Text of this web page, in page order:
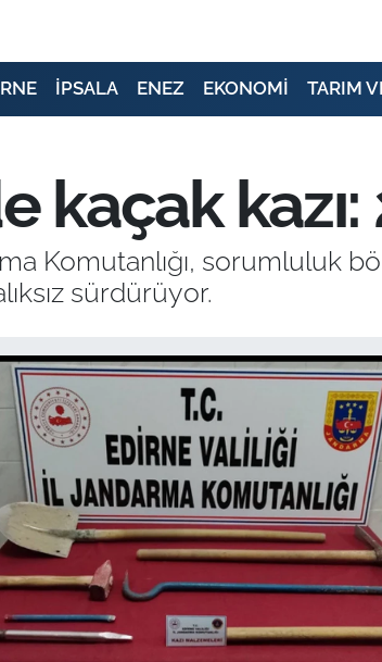
İPSALA ENEZ EKONOMİ TARIM
kaçak
Komutanlığı, sorumluluk
sürdürüyor.